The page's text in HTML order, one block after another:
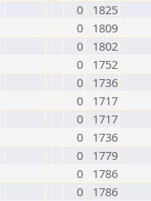
0
1825
0
1809
0
1802
0
1752
0
1736
0
1717
0
1717
0
1736
0
1779
0
1786
0
1786